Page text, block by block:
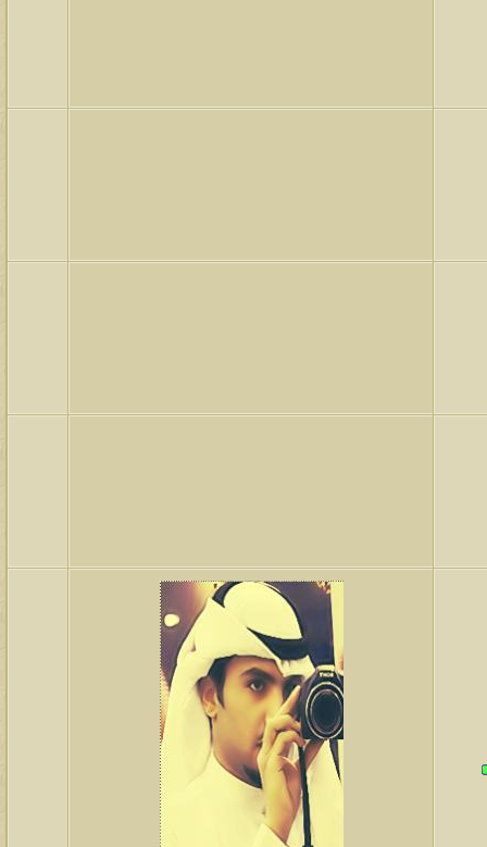
آخر مشاركة